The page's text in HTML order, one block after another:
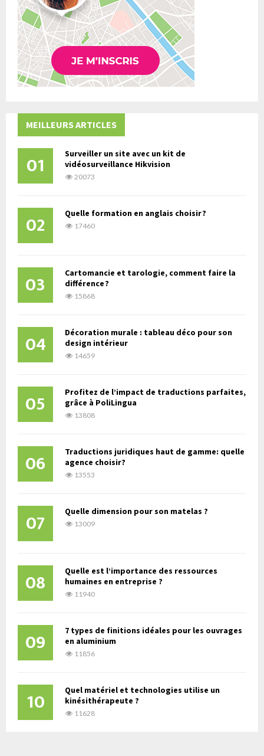
MEILLEURS ARTICLES
01
Surveiller un site avec un kit de
vidéosurveillance Hikvision
20073
02 Quelle formation en anglais choisir ?
17460
03
Cartomancie et tarologie, comment faire la
différence ?
15868
04
Décoration murale : tableau déco pour son
design intérieur
14659
05
Profitez de l’impact de traductions parfaites,
grâce à PoliLingua
13808
06
Traductions juridiques haut de gamme: quelle
agence choisir?
13553
07 Quelle dimension pour son matelas ?
13009
08
Quelle est l’importance des ressources
humaines en entreprise ?
11940
09
7 types de finitions idéales pour les ouvrages
en aluminium
11856
10
Quel matériel et technologies utilise un
kinésithérapeute ?
11628